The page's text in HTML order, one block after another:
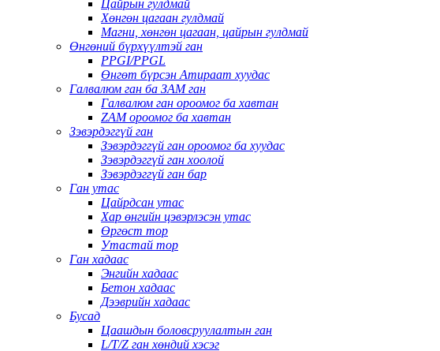
Цайрын гулдмай
Хөнгөн цагаан гулдмай
Магни, хөнгөн цагаан, цайрын гулдмай
Өнгөний бүрхүүлтэй ган
PPGI/PPGL
Өнгөт бүрсэн Атираат хуудас
Галвалюм ган ба ЗАМ ган
Галвалюм ган ороомог ба хавтан
ZAM ороомог ба хавтан
Зэвэрдэггүй ган
Зэвэрдэггүй ган ороомог ба хуудас
Зэвэрдэггүй ган хоолой
Зэвэрдэггүй ган бар
Ган утас
Цайрдсан утас
Хар өнгийн цэвэрлэсэн утас
Өргөст тор
Утастай тор
Ган хадаас
Энгийн хадаас
Бетон хадаас
Дээврийн хадаас
Бусад
Цаашдын боловсруулалтын ган
L/T/Z ган хөндий хэсэг